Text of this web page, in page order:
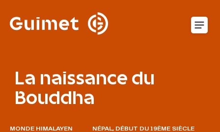
La naissance du
Bouddha
MONDE HIMALAYEN NÉPAL, DÉBUT DU 19ÈME SIÈCLE